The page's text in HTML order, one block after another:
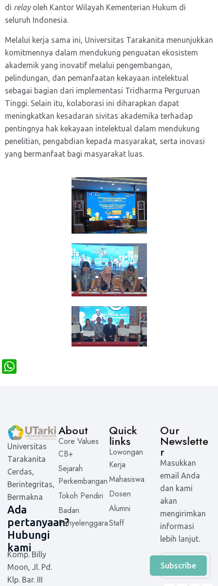
di relayoleh Kantor Wilayah Kementerian Hukum di
seluruh Indonesia.
Melalui kerja sama ini, Universitas Tarakanita menunjukkan
komitmennya dalam mendukung penguatan ekosistem
akademik yang inovatif melalui pengembangan,
pelindungan, dan pemanfaatan kekayaan intelektual
sebagai bagian dari implementasi Tridharma Perguruan
Tinggi. Selain itu, kolaborasi ini diharapkan dapat
meningkatkan kesadaran sivitas akademika terhadap
pentingnya hak kekayaan intelektual dalam mendukung
penelitian, pengabdian kepada masyarakat, serta inovasi
yang bermanfaat bagi masyarakat luas.
s
A
p
Universitas
Tarakanita
Cerdas,
Berintegritas,
Bermakna
Ada
pertanyaan?
Hubungi
kami
Komp. Billy
Moon, Jl. Pd.
Klp. Bar. III
About
Core Values
CB+
Sejarah
Perkembangan
Tokoh Pendiri
Badan
Penyelenggara
Quick
links
Lowongan
Kerja
Mahasiswa
Dosen
Alumni
Staff
Our
Newslette
r
Masukkan
email Anda
dan kami
akan
mengirimkan
informasi
lebih lanjut.
Subscribe